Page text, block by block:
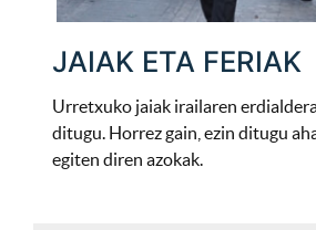
JAIAK ETA FERIAK
Urretxuko jaiak irailaren
ditugu. Horrez gain, ezin ditugu
egiten diren azokak.